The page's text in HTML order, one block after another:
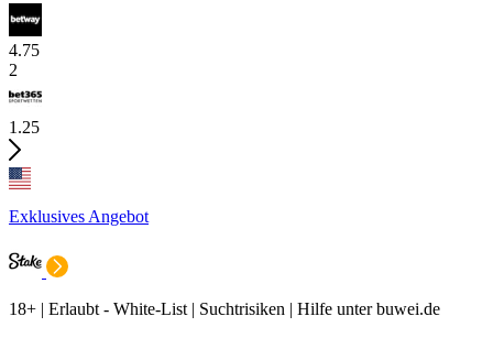
4.75
2
1.25
Exklusives Angebot
18+ | Erlaubt - White-List | Suchtrisiken | Hilfe unter buwei.de